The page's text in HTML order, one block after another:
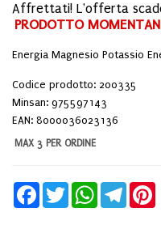
Affrettati! L'offerta
PRODOTTO
Energia Magnesio Potassio
Codice prodotto: 200335
Minsan: 975597143
EAN: 8000036023136
MAX 3 PER ORDINE
FacebookTwitter WhatsAppTelegram